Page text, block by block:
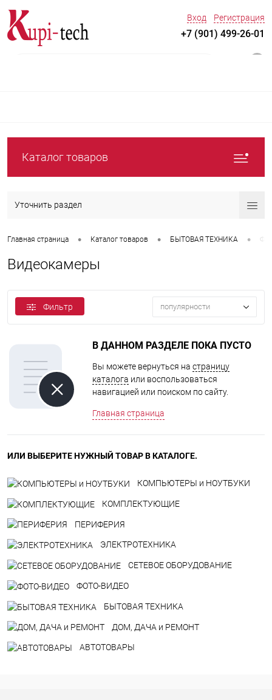
Вход Регистрация
+7 (901) 499-26-01
Каталог товаров
Уточнить раздел
Главная страница • Каталог товаров • БЫТОВАЯ ТЕХНИКА •
Видеокамеры
Фильтр популярности
В ДАННОМ РАЗДЕЛЕ ПОКА ПУСТО
Вы можете вернуться на страницу
каталога или воспользоваться
навигацией или поиском по сайту.
Главная страница
ИЛИ ВЫБЕРИТЕ НУЖНЫЙ ТОВАР В КАТАЛОГЕ.
КОМПЬЮТЕРЫ и НОУТБУКИ
КОМПЛЕКТУЮЩИЕ
ПЕРИФЕРИЯ
ЭЛЕКТРОТЕХНИКА
СЕТЕВОЕ ОБОРУДОВАНИЕ
ФОТО-ВИДЕО
БЫТОВАЯ ТЕХНИКА
ДOM, ДАЧА и РЕМОНТ
АВТОТОВАРЫ